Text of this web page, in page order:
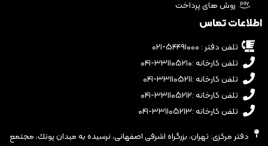
روش های پرداخت
اطلاعات تماس
تلفن دفتر : ۵۴۴۹۱۰۰۰-۰۲۱
تلفن کارخانه :۳۳۱۱۰۵۲۱۰-۰۴۱
تلفن کارخانه :۳۳۱۱۰۵۲۱۱-۰۴۱
تلفن کارخانه :۳۳۱۱۰۵۲۱۲-۰۴۱
تلفن کارخانه :۳۳۱۱۰۵۲۱۳-۰۴۱
دفتر مرکزی: تهران، بزرگراه اشرفى اصفهانى، نرسيده به ميدان پونك، مجتمع